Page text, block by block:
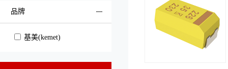
品牌
基美(kemet)